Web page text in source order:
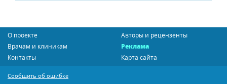
О проекте
Авторы и рецензенты
Врачам и клиникам
Реклама
Контакты
Карта сайта
Сообщить об ошибке